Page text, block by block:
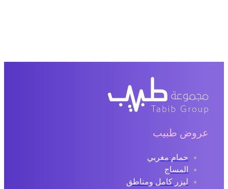
عروض طبيب
حمام مغربي
المساج
ليزر كامل ومناطق